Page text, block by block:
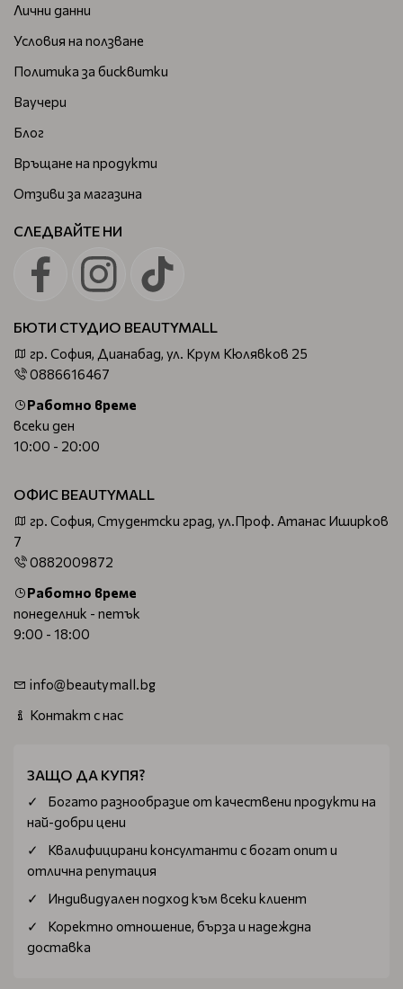
Лични данни
Условия на ползване
Политика за бисквитки
Ваучери
Блог
Връщане на продукти
Отзиви за магазина
СЛЕДВАЙТЕ НИ
БЮТИ СТУДИО BEAUTYMALL
гр. София, Дианабад, ул. Крум Кюлявков 25
0886616467
Работно време
всеки ден
10:00 - 20:00
ОФИС BEAUTYMALL
гр. София, Студентски град, ул.Проф. Атанас Иширков
7
0882009872
Работно време
понеделник - петък
9:00 - 18:00
info@beautymall.bg
Контакт с нас
ЗАЩО ДА КУПЯ?
Богатo разнообразие от качествени продукти на
най-добри цени
Квалифицирани консултанти с богат опит и
отлична репутация
Индивидуален подход към всеки клиент
Коректно отношение, бърза и надеждна
доставка